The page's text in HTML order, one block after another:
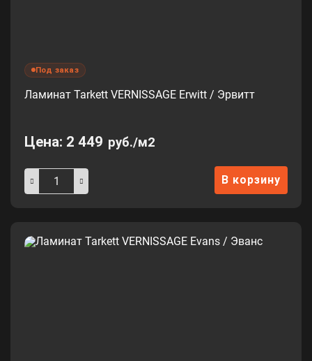
Под заказ
Ламинат Tarkett VERNISSAGE Erwitt / Эрвитт
Цена: 2 449 руб./м2
В корзину